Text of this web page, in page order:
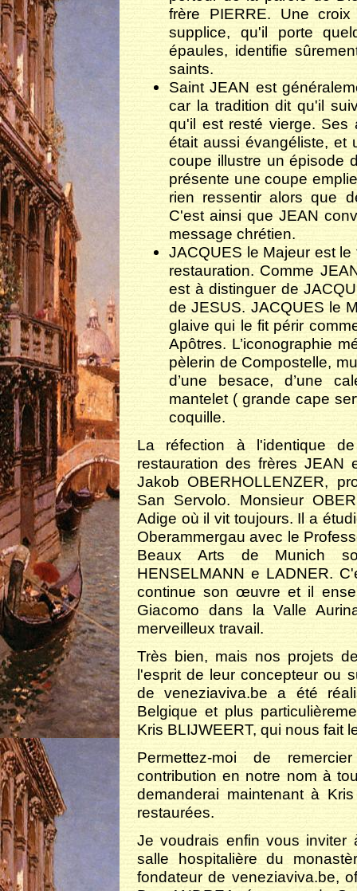
frère PIERRE. Une
supplice, qu'il porte
épaules, identifie
saints.
Saint JEAN est
car la tradition dit qu'il
qu'il est resté vierge. Ses
était aussi évangéliste, et
coupe illustre un épisode
présente une coupe
rien ressentir alors que
C'est ainsi que JEAN
message chrétien.
JACQUES le Majeur est le
restauration. Comme
est à distinguer de
de JESUS. JACQUES le
glaive qui le fit périr
Apôtres. L’iconographie
pèlerin de Compostelle,
d’une besace, d’une
mantelet ( grande cape
coquille.
La réfection à l'identique
restauration des frères
Jakob OBERHOLLENZER,
San Servolo. Monsieur
Adige où il vit toujours. Il a
Oberammergau avec le
Beaux Arts de Munich
HENSELMANN e LADNER.
continue son œuvre et il
Giacomo dans la Valle
merveilleux travail.
Très bien, mais nos projets
l'esprit de leur concepteur ou
de veneziaviva.be a été
Belgique et plus
Kris BLIJWEERT, qui nous fait
Permettez-moi de
contribution en notre nom à
demanderai maintenant à
restaurées.
Je voudrais enfin vous
salle hospitalière du
fondateur de veneziaviva.be,